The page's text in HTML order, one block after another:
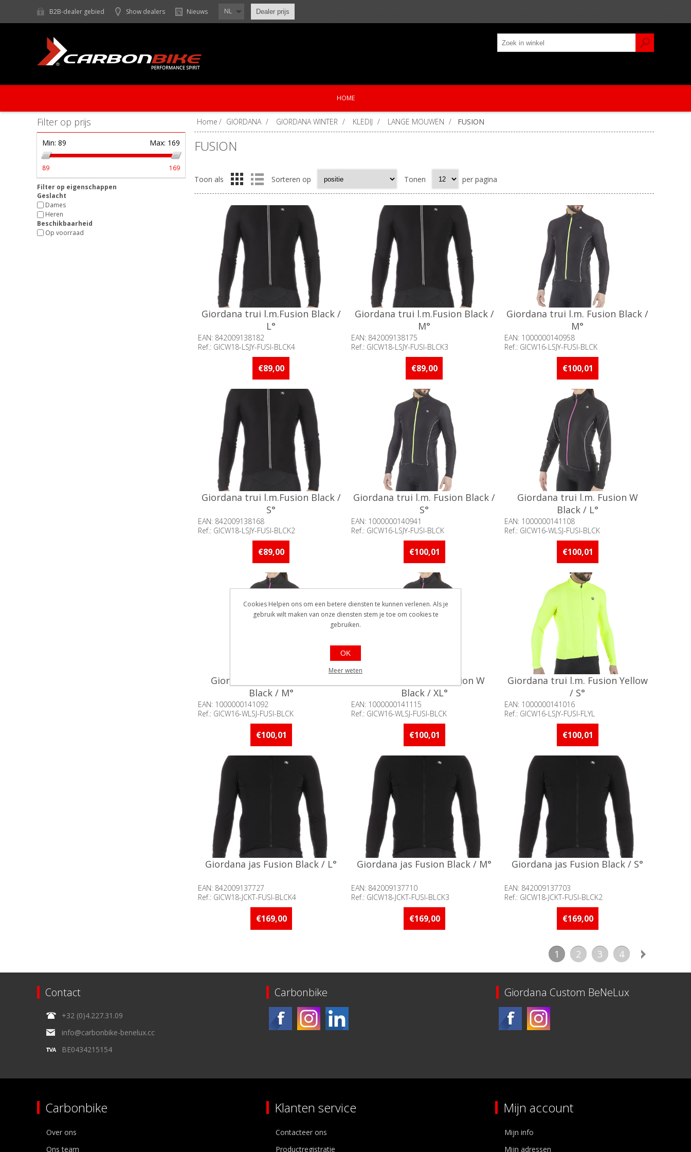
B2B-dealer gebied Show dealers Nieuws NL Dealer prijs
HOME
Home / GIORDANA / GIORDANA WINTER / KLEDIJ / LANGE MOUWEN / FUSION
FUSION
Toon als Sorteren op Tonen per pagina
Giordana trui l.m.Fusion Black /
L°
EAN: 842009138182
Ref.: GICW18-LSJY-FUSI-BLCK4
Beschikbaarheid:: Minder dan 5 stuks
€89,00
Giordana trui l.m.Fusion Black /
M°
EAN: 842009138175
Ref.: GICW18-LSJY-FUSI-BLCK3
Beschikbaarheid:: Minder dan 5 stuks
€89,00
Giordana trui l.m. Fusion Black /
M°
EAN: 1000000140958
Ref.: GICW16-LSJY-FUSI-BLCK
Beschikbaarheid:: Niet voorradig
€100,01
Giordana trui l.m.Fusion Black /
S°
EAN: 842009138168
Ref.: GICW18-LSJY-FUSI-BLCK2
Beschikbaarheid:: Minder dan 5 stuks
€89,00
Giordana trui l.m. Fusion Black /
S°
EAN: 1000000140941
Ref.: GICW16-LSJY-FUSI-BLCK
Beschikbaarheid:: Niet voorradig
€100,01
Giordana trui l.m. Fusion W
Black / L°
EAN: 1000000141108
Ref.: GICW16-WLSJ-FUSI-BLCK
Beschikbaarheid:: Minder dan 5 stuks
€100,01
Giordana trui l.m. Fusion W
Black / M°
EAN: 1000000141092
Ref.: GICW16-WLSJ-FUSI-BLCK
Beschikbaarheid:: Minder dan 5 stuks
€100,01
Giordana trui l.m. Fusion W
Black / XL°
EAN: 1000000141115
Ref.: GICW16-WLSJ-FUSI-BLCK
Beschikbaarheid:: Minder dan 5 stuks
€100,01
Giordana trui l.m. Fusion Yellow
/ S°
EAN: 1000000141016
Ref.: GICW16-LSJY-FUSI-FLYL
Beschikbaarheid:: Niet voorradig
€100,01
Giordana jas Fusion Black / L°
EAN: 842009137727
Ref.: GICW18-JCKT-FUSI-BLCK4
Beschikbaarheid:: Minder dan 5 stuks
€169,00
Giordana jas Fusion Black / M°
EAN: 842009137710
Ref.: GICW18-JCKT-FUSI-BLCK3
Beschikbaarheid:: Minder dan 5 stuks
€169,00
Giordana jas Fusion Black / S°
EAN: 842009137703
Ref.: GICW18-JCKT-FUSI-BLCK2
Beschikbaarheid:: Minder dan 5 stuks
€169,00
1 2 3 4
Filter op prijs
Min: 89 Max: 169
89 169
Filter op eigenschappen
Geslacht
Dames
Heren
Beschikbaarheid
Op voorraad
Contact
+32 (0)4.227.31.09
info@carbonbike-benelux.cc
BE0434215154
Carbonbike Giordana Custom BeNeLux
Carbonbike
Over ons
Ons team
Klanten service
Contacteer ons
Productregistratie
Mijn account
Mijn info
Mijn adressen
Cookies Helpen ons om een betere diensten te kunnen verlenen. Als je
gebruik wilt maken van onze diensten stem je toe om cookies te
gebruiken.
OK
Meer weten